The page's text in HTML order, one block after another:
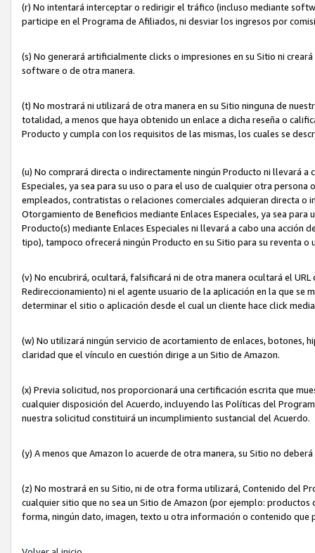
(r) No intentará interceptar o redirigir el tráfico (incluso mediante
participe en el Programa de Afiliados, ni desviar los ingresos por
(s) No generará artificialmente clicks o impresiones en su Sitio ni
software o de otra manera.
(t) No mostrará ni utilizará de otra manera en su Sitio ninguna de
totalidad, a menos que haya obtenido un enlace a dicha reseña o
Producto y cumpla con los requisitos de las mismas, los cuales se
(u) No comprará directa o indirectamente ningún Producto ni llevará a
Especiales, ya sea para su uso o para el uso de cualquier otra
empleados, contratistas o relaciones comerciales adquieran directa o
Otorgamiento de Beneficios mediante Enlaces Especiales, ya sea
Producto(s) mediante Enlaces Especiales ni llevará a cabo una
tipo), tampoco ofrecerá ningún Producto en su Sitio para su reventa o
(v) No encubrirá, ocultará, falsificará ni de otra manera ocultará el
Redireccionamiento) ni el agente usuario de la aplicación en la que
determinar el sitio o aplicación desde el cual un cliente hace click
(w) No utilizará ningún servicio de acortamiento de enlaces, botones,
claridad que el vínculo en cuestión dirige a un Sitio de Amazon.
(x) Previa solicitud, nos proporcionará una certificación escrita que
cualquier disposición del Acuerdo, incluyendo las Políticas del
nuestra solicitud constituirá un incumplimiento sustancial del Acuerdo.
(y) A menos que Amazon lo acuerde de otra manera, su Sitio no
(z) No mostrará en su Sitio, ni de otra forma utilizará, Contenido del
cualquier sitio que no sea un Sitio de Amazon (por ejemplo:
forma, ningún dato, imagen, texto u otra información o contenido